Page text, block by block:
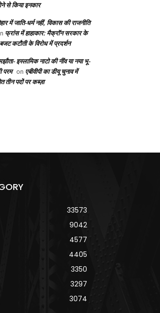
से किया इनकार
में जाति-धर्म नहीं, विकास की राजनीति
फ्रांस में हाहाकार: मैक्रॉन सरकार के
कटौती के विरोध में प्रदर्शन
इस्लामिक नाटो की नींव या नया भू-
परम on एबीवीपी का डीयू चुनाव में
तीन पदों पर कब्ज़ा
33573
9042
4577
4405
3350
3297
3074